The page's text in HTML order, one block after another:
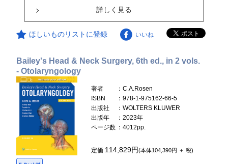
詳しく見る
ほしいものリストに登録 いいね
Bailey's Head & Neck Surgery, 6th ed., in 2 vols.
- Otolaryngology
著者
：C.A.Rosen
ISBN
：978-1-975162-66-5
出版社
：WOLTERS KLUWER
出版年
：2023年
ページ数 ：4012pp.
定価 114,829円(本体104,390円 ＋ 税)